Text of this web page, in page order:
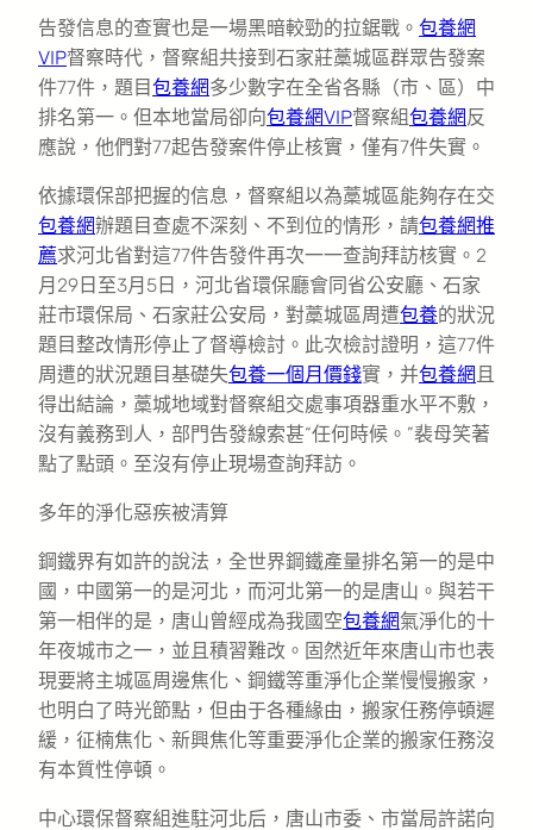
告發信息的查實也是一場黑暗較勁的拉鋸戰。 包養網
VIP督察時代，督察組共接到石家莊藁城區群眾告發案
件77件，題目 包養網多少數字在全省各縣（市、區）中
排名第一。但本地當局卻向包養網VIP督察組包養網反
應說，他們對77起告發案件停止核實，僅有7件失實。
依據環保部把握的信息，督察組以為藁城區能夠存在交
包養網辦題目查處不深刻、不到位的情形，請包養網推
薦求河北省對這77件告發件再次一一查詢拜訪核實。2
月29日至3月5日，河北省環保廳會同省公安廳、石家
莊市環保局、石家莊公安局，對藁城區周遭包養的狀況
題目整改情形停止了督導檢討。此次檢討證明，這77件
周遭的狀況題目基礎失包養一個月價錢實，并包養網且
得出結論，藁城地域對督察組交處事項器重水平不敷，
沒有義務到人，部門告發線索甚“任何時候。”裴母笑著
點了點頭。至沒有停止現場查詢拜訪。
多年的淨化惡疾被清算
鋼鐵界有如許的說法，全世界鋼鐵產量排名第一的是中
國，中國第一的是河北，而河北第一的是唐山。與若干
第一相伴的是，唐山曾經成為我國空包養網氣淨化的十
年夜城市之一，並且積習難改。固然近年來唐山市也表
現要將主城區周邊焦化、鋼鐵等重淨化企業慢慢搬家，
也明白了時光節點，但由于各種緣由，搬家任務停頓遲
緩，征楠焦化、新興焦化等重要淨化企業的搬家任務沒
有本質性停頓。
中心環保督察組進駐河北后，唐山市委、市當局許諾向